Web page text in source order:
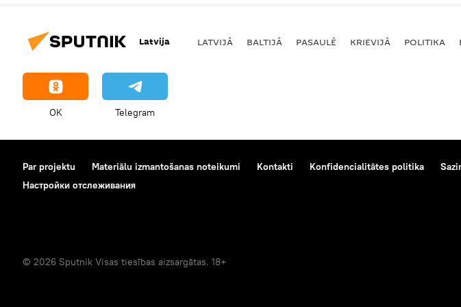
Latvija LATVIJĀ BALTIJĀ PASAULĒ KRIEVIJĀ POLITIKA
OK Telegram
Par projektu Materiālu izmantošanas noteikumi Kontakti Konfidencialitātes politika
Настройки отслеживания
© 2026 Sputnik Visas tiesības aizsargātas. 18+